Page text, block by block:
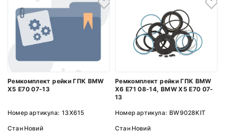
Ремкомплект рейки ГПК BMW
X5 E70 07-13
Номер артикула: 13X615
Стан Новий
Ремкомплект рейки ГПК BMW
X6 E71 08-14, BMW X5 E70 07-
13
Номер артикула: BW9028KIT
Стан Новий